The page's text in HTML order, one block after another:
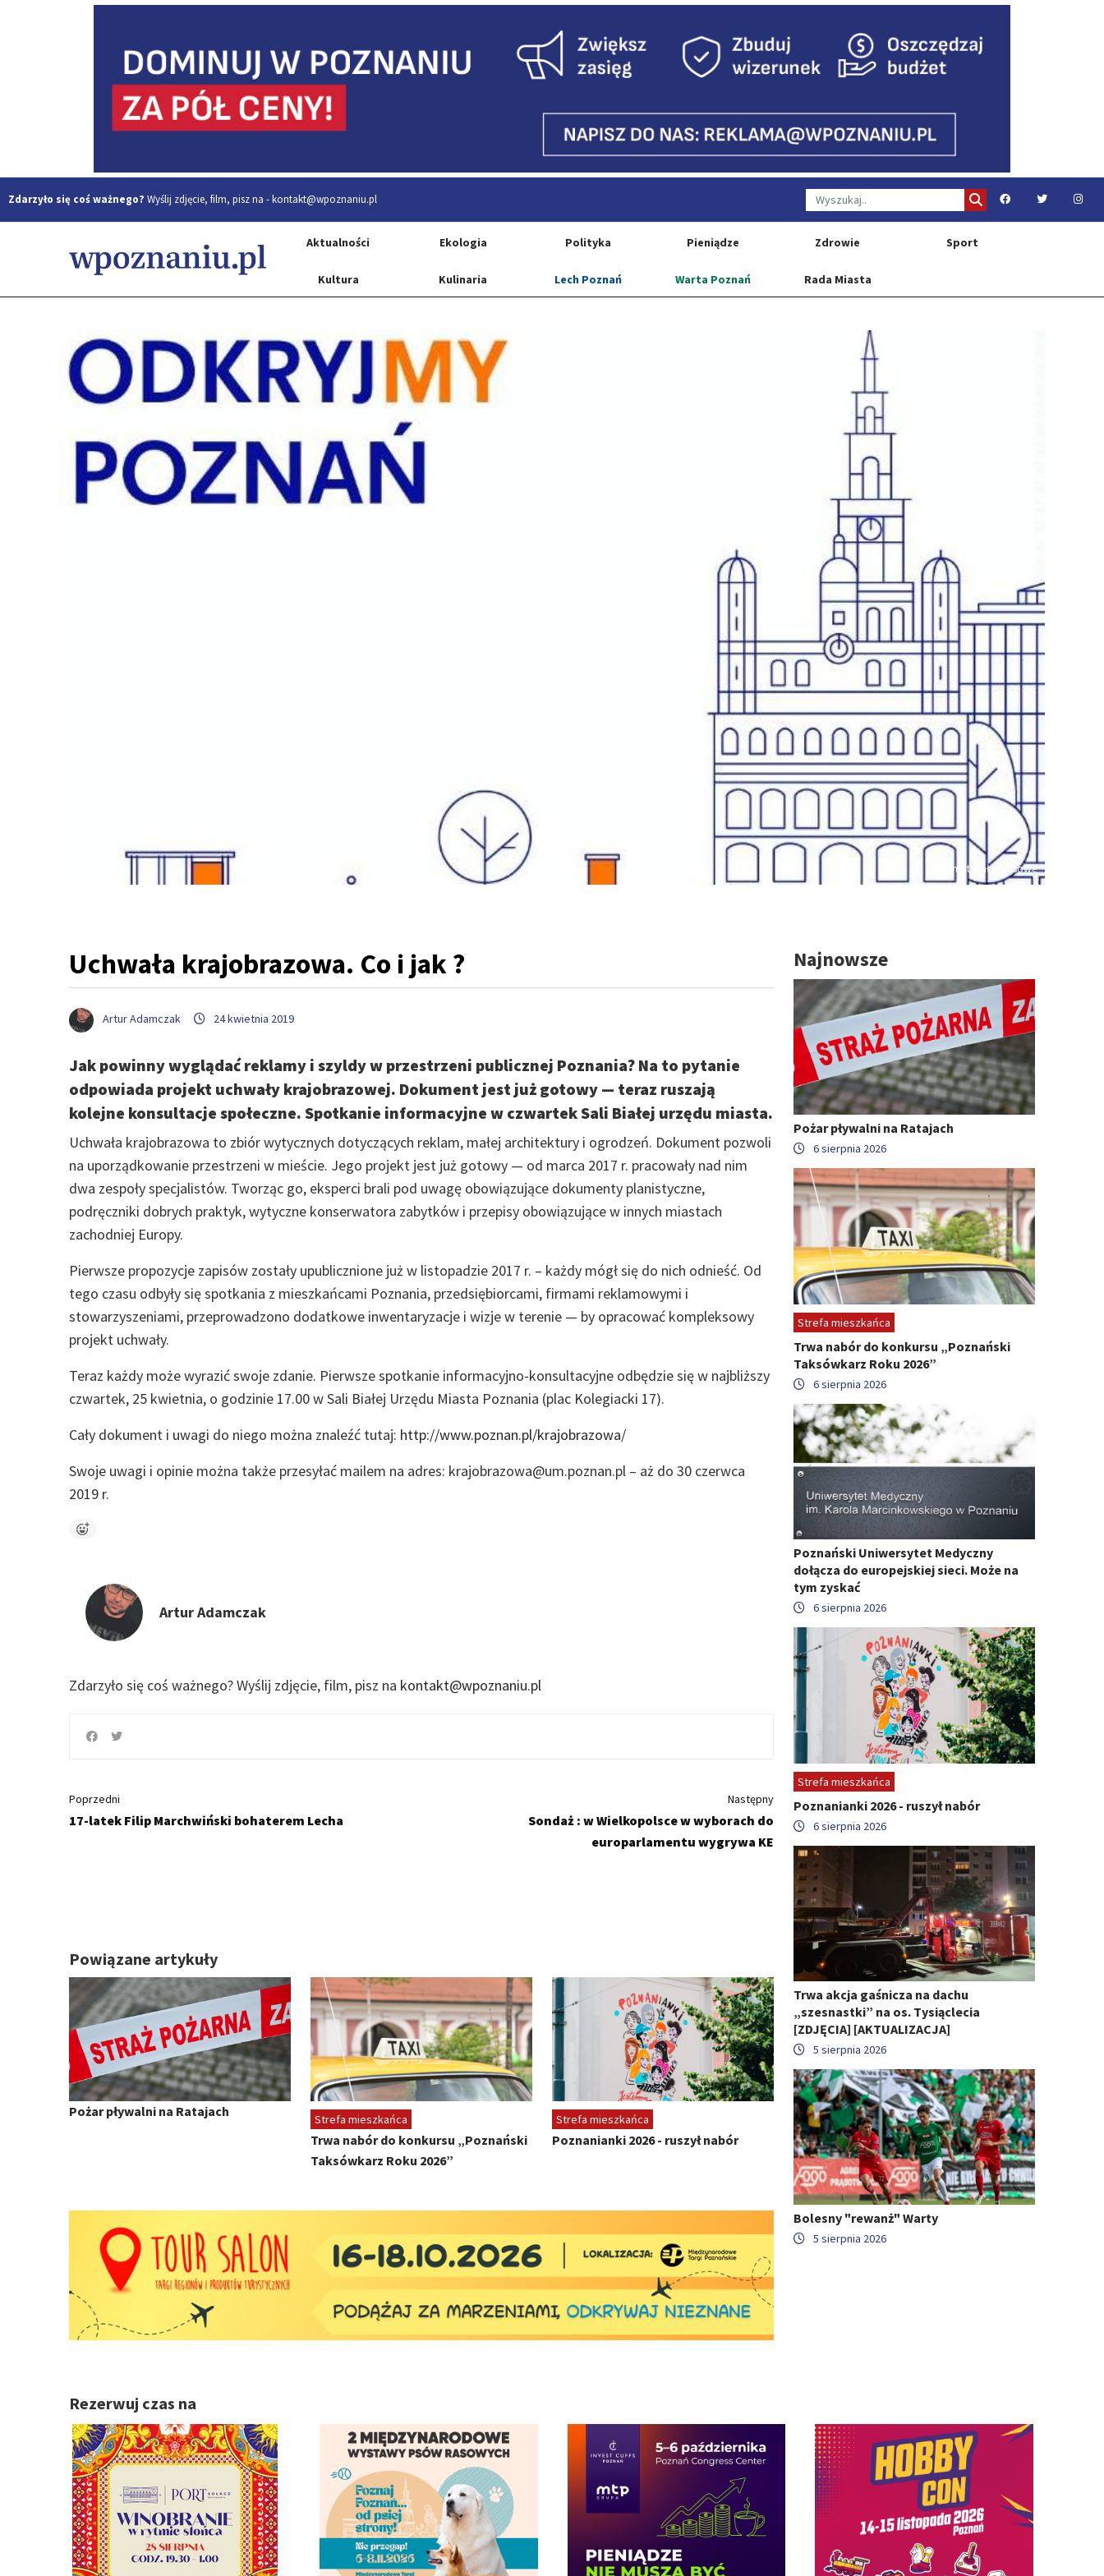
Zdarzyło się coś ważnego? Wyślij zdjęcie, film, pisz na -kontakt@wpoznaniu.pl
Aktualności Ekologia Polityka Pieniądze Zdrowie Sport
Kultura Kulinaria Lech Poznań Warta Poznań Rada Miasta
fot. materiały prasowe
Uchwała krajobrazowa. Co i jak ?
Artur Adamczak 24 kwietnia 2019
Jak powinny wyglądać reklamy i szyldy w przestrzeni publicznej Poznania? Na to pytanie
odpowiada projekt uchwały krajobrazowej. Dokument jest już gotowy — teraz ruszają
kolejne konsultacje społeczne. Spotkanie informacyjne w czwartek Sali Białej urzędu miasta.
Uchwała krajobrazowa to zbiór wytycznych dotyczących reklam, małej architektury i ogrodzeń. Dokument pozwoli
na uporządkowanie przestrzeni w mieście. Jego projekt jest już gotowy — od marca 2017 r. pracowały nad nim
dwa zespoły specjalistów. Tworząc go, eksperci brali pod uwagę obowiązujące dokumenty planistyczne,
podręczniki dobrych praktyk, wytyczne konserwatora zabytków i przepisy obowiązujące w innych miastach
zachodniej Europy.
Pierwsze propozycje zapisów zostały upublicznione już w listopadzie 2017 r. – każdy mógł się do nich odnieść. Od
tego czasu odbyły się spotkania z mieszkańcami Poznania, przedsiębiorcami, firmami reklamowymi i
stowarzyszeniami, przeprowadzono dodatkowe inwentaryzacje i wizje w terenie — by opracować kompleksowy
projekt uchwały.
Teraz każdy może wyrazić swoje zdanie. Pierwsze spotkanie informacyjno-konsultacyjne odbędzie się w najbliższy
czwartek, 25 kwietnia, o godzinie 17.00 w Sali Białej Urzędu Miasta Poznania (plac Kolegiacki 17).
Cały dokument i uwagi do niego można znaleźć tutaj: http://www.poznan.pl/krajobrazowa/
Swoje uwagi i opinie można także przesyłać mailem na adres: krajobrazowa@um.poznan.pl – aż do 30 czerwca
2019 r.
Artur Adamczak
Zdarzyło się coś ważnego?Wyślij zdjęcie, film, pisz na kontakt@wpoznaniu.pl
Poprzedni
17-latek Filip Marchwiński bohaterem Lecha
Następny
Sondaż : w Wielkopolsce w wyborach do
europarlamentu wygrywa KE
Powiązane artykuły
Pożar pływalni na Ratajach Strefa mieszkańca
Trwa nabór do konkursu „Poznański
Taksówkarz Roku 2026”
Strefa mieszkańca
Poznanianki 2026 - ruszył nabór
Najnowsze
Pożar pływalni na Ratajach
6 sierpnia 2026
Strefa mieszkańca
Trwa nabór do konkursu „Poznański
Taksówkarz Roku 2026”
6 sierpnia 2026
Poznański Uniwersytet Medyczny
dołącza do europejskiej sieci. Może na
tym zyskać
6 sierpnia 2026
Strefa mieszkańca
Poznanianki 2026 - ruszył nabór
6 sierpnia 2026
Trwa akcja gaśnicza na dachu
„szesnastki” na os. Tysiąclecia
[ZDJĘCIA] [AKTUALIZACJA]
5 sierpnia 2026
Bolesny "rewanż" Warty
5 sierpnia 2026
Rezerwuj czas na